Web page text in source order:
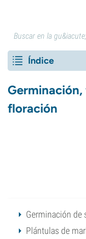
Índice
floración
Germinación de
Plántulas de